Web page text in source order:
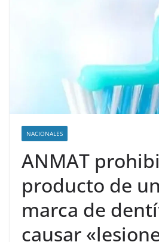
NACIONALES
ANMAT
producto de
marca de
causar